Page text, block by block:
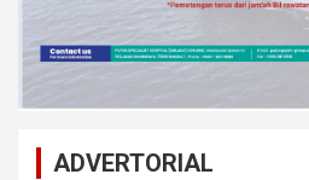
ADVERTORIAL